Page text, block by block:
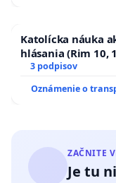
Katolícka náuka
hlásania (Rim 10,
3 podpisov
Oznámenie o
ZAČNITE
Je tu